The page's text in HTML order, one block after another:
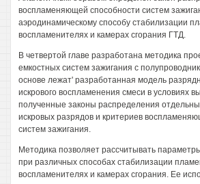
воспламеняющей способности систем
аэродинамическому способу стабилизации
воспламенителях и камерах сгорания ГТД.
В четвертой главе разработана методика
емкостных систем зажигания с
основе лежат' разработанная модель
искрового воспламенения смеси в условиях
полученные законы распределения
искровых разрядов и критериев
систем зажигания.
Методика позволяет рассчитывать
при различных способах стабилизации
воспламенителях и камерах сгорания. Ее